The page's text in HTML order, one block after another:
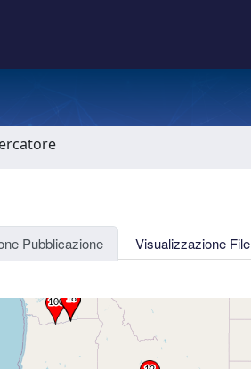
Pubblicazione Visualizzazione File